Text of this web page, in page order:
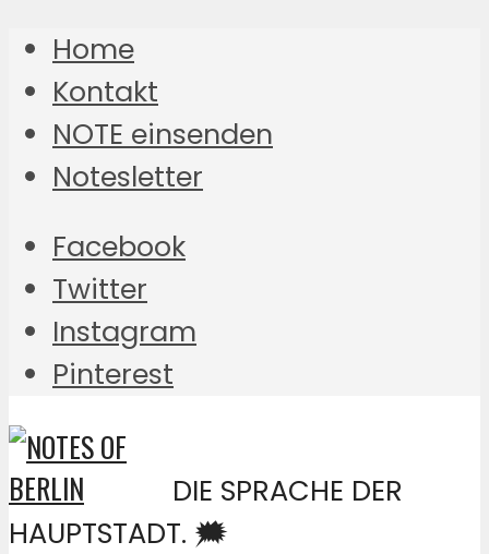
Home
Kontakt
NOTE einsenden
Notesletter
Facebook
Twitter
Instagram
Pinterest
DIE SPRACHE DER
HAUPTSTADT. 🗯️